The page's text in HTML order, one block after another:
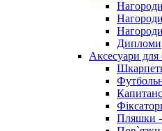
Аксесуари для
Пляшки -